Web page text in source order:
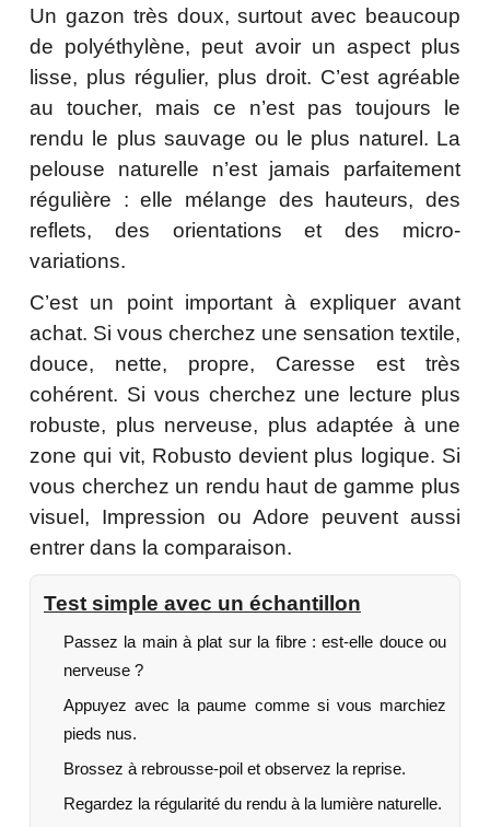
Un gazon très doux, surtout avec beaucoup
de polyéthylène, peut avoir un aspect plus
lisse, plus régulier, plus droit. C’est agréable
au toucher, mais ce n’est pas toujours le
rendu le plus sauvage ou le plus naturel. La
pelouse naturelle n’est jamais parfaitement
régulière : elle mélange des hauteurs, des
reflets, des orientations et des micro-
variations.
C’est un point important à expliquer avant
achat. Si vous cherchez une sensation textile,
douce, nette, propre, Caresse est très
cohérent. Si vous cherchez une lecture plus
robuste, plus nerveuse, plus adaptée à une
zone qui vit, Robusto devient plus logique. Si
vous cherchez un rendu haut de gamme plus
visuel, Impression ou Adore peuvent aussi
entrer dans la comparaison.
Test simple avec un échantillon
Passez la main à plat sur la fibre : est-elle douce ou
nerveuse ?
Appuyez avec la paume comme si vous marchiez
pieds nus.
Brossez à rebrousse-poil et observez la reprise.
Regardez la régularité du rendu à la lumière naturelle.